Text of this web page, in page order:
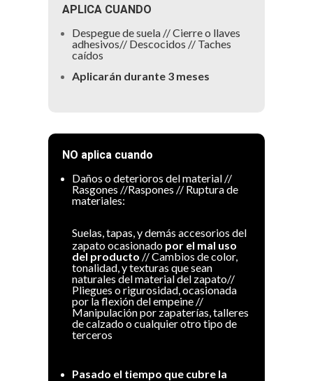
APLICA CUANDO
Despegue de suela // Cierre o llaves
adhesivos// Descocidos // Taches
caídos
Aplicarán durante 3 meses
NO aplica cuando
Daños o deterioros del material //
Rasgones //Raspones // Ruptura de
materiales:
Suelas, tapas, y demás accesorios del
zapato ocasionado por el mal uso
del producto // Cambios de color,
tonalidad, y texturas que sean
naturales del material del zapato//
Pliegues o rigurosidad, ocasionada
por la flexión del empeine //
Manipulación por zapaterías, talleres
de calzado o cualquier otro tipo de
terceros
Pasado el tiempo que cubre la